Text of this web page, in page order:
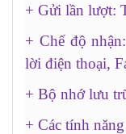
+ Gửi lần lượt:
+ Chế độ
lời điện thoại,
+ Bộ nhớ lưu
+ Các tính